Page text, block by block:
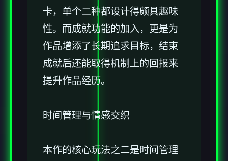
卡，单个二种都设计得颇具趣味
性。而​​成就功能的加入​​，更是为
作品增添了长期追求目标，结束
成就后还能取得机制上的回报来
提升作品经历。
时间管理与情感交织
本作的核心玩法之二是时间管理